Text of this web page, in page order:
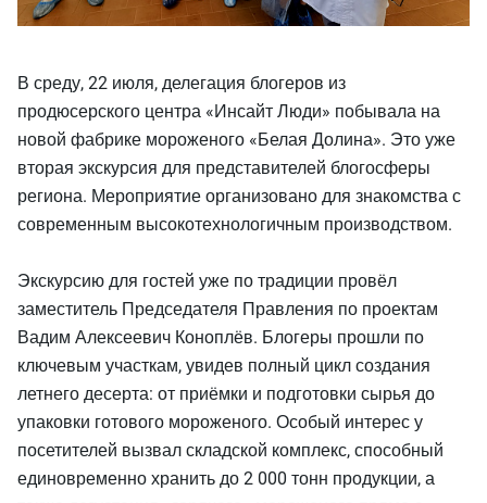
В среду, 22 июля, делегация блогеров из
продюсерского центра «Инсайт Люди» побывала на
новой фабрике мороженого «Белая Долина». Это уже
вторая экскурсия для представителей блогосферы
региона. Мероприятие организовано для знакомства с
современным высокотехнологичным производством.
Экскурсию для гостей уже по традиции провёл
заместитель Председателя Правления по проектам
Вадим Алексеевич Коноплёв. Блогеры прошли по
ключевым участкам, увидев полный цикл создания
летнего десерта: от приёмки и подготовки сырья до
упаковки готового мороженого. Особый интерес у
посетителей вызвал складской комплекс, способный
единовременно хранить до 2 000 тонн продукции, а